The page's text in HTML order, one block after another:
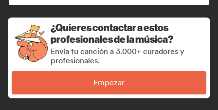
¿Quieres contactar a estos
profesionales de la música?
Envía tu canción a 3.000+ curadores y
profesionales.
Empezar